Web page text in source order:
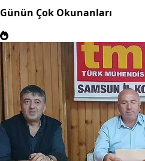
Günün Çok Okunanları